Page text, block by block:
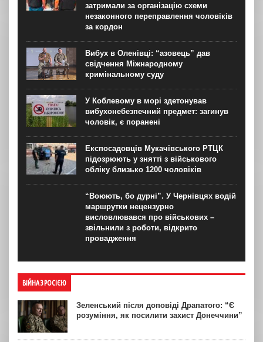
затримали за організацію схеми
незаконного переправлення чоловіків
за кордон
Вибух в Оленівці: “азовець” дав
свідчення Міжнародному
кримінальному суду
У Коблевому в морі здетонував
вибухонебезпечний предмет: загинув
чоловік, є поранені
Експосадовців Мукачівського РТЦК
підозрюють у знятті з військового
обліку близько 1200 чоловіків
“Воюють, бо дурні”. У Чернівцях водій
маршрутки нецензурно
висловлювався про військових –
звільнили з роботи, відкрито
провадження
ВІЙНА З РОСІЄЮ
Зеленський після доповіді Драпатого: “Є
розуміння, як посилити захист Донеччини”